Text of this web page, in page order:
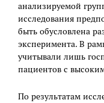
анализируемой
исследования
быть обусловлена
эксперимента. В
учитывали лишь
пациентов с
По результатам